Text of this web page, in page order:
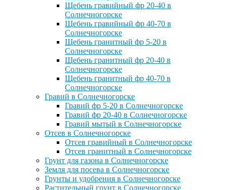
Щебень гравийный фр 20-40 в
Солнечногорске
Щебень гравийный фр 40-70 в
Солнечногорске
Щебень гранитный фр 5-20 в
Солнечногорске
Щебень гранитный фр 20-40 в
Солнечногорске
Щебень гранитный фр 40-70 в
Солнечногорске
Гравий в Солнечногорске
Гравий фр 5-20 в Солнечногорске
Гравий фр 20-40 в Солнечногорске
Гравий мытый в Солнечногорске
Отсев в Солнечногорске
Отсев гравийный в Солнечногорске
Отсев гранитный в Солнечногорске
Грунт для газона в Солнечногорске
Земля для посева в Солнечногорске
Грунты и удобрения в Солнечногорске
Растительный грунт в Солнечногорске